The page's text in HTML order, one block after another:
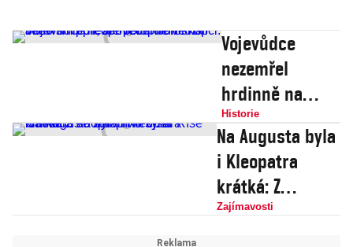
Vojevůdce
nezemřel
hrdinně na
bitevním poli,
ale potupně v
ložnici. Jeho
smrt
předpověděl
Historie
Na Augusta byla
i Kleopatra
krátká: Z
adoptivního
Zajímavosti